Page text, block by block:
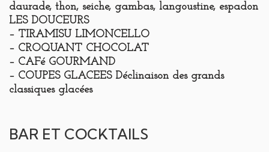
daurade, thon, seiche, gambas, langoustine, espadon
LES DOUCEURS
– TIRAMISU LIMONCELLO
– CROQUANT CHOCOLAT
– CAFé GOURMAND
– COUPES GLACEES Déclinaison des grands
classiques glacées
BAR ET COCKTAILS